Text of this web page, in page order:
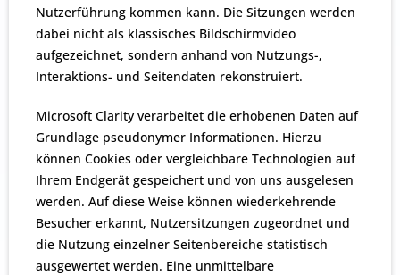
Nutzerführung kommen kann. Die Sitzungen werden
dabei nicht als klassisches Bildschirmvideo
aufgezeichnet, sondern anhand von Nutzungs-,
Interaktions- und Seitendaten rekonstruiert.
Microsoft Clarity verarbeitet die erhobenen Daten auf
Grundlage pseudonymer Informationen. Hierzu
können Cookies oder vergleichbare Technologien auf
Ihrem Endgerät gespeichert und von uns ausgelesen
werden. Auf diese Weise können wiederkehrende
Besucher erkannt, Nutzersitzungen zugeordnet und
die Nutzung einzelner Seitenbereiche statistisch
ausgewertet werden. Eine unmittelbare